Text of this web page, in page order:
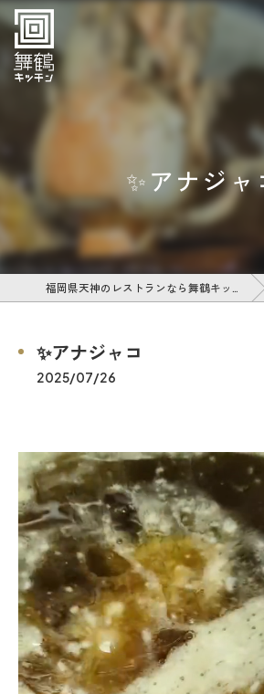
✨アナジャ
福岡県天神のレストランなら舞鶴キッチン
✨アナジャコ
2025/07/26